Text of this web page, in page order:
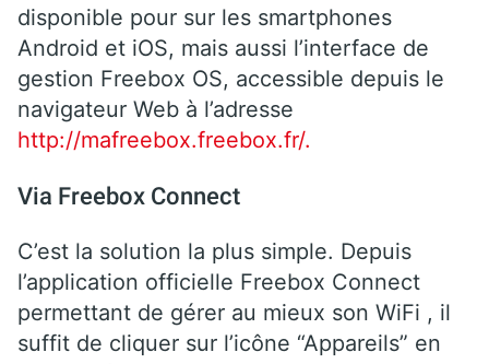
disponible pour sur les smartphones
Android et iOS, mais aussi l’interface de
gestion Freebox OS, accessible depuis le
navigateur Web à l’adresse
http://mafreebox.freebox.fr/.
Via Freebox Connect
C’est la solution la plus simple. Depuis
l’application officielle Freebox Connect
permettant de gérer au mieux son WiFi , il
suffit de cliquer sur l’icône “Appareils” en